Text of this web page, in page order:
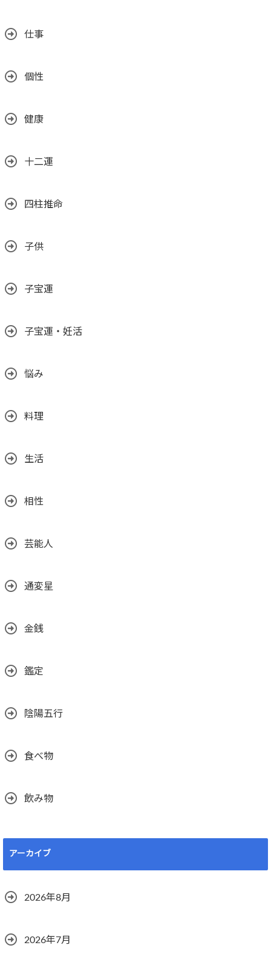
仕事
個性
健康
十二運
四柱推命
子供
子宝運
子宝運・妊活
悩み
料理
生活
相性
芸能人
通変星
金銭
鑑定
陰陽五行
食べ物
飲み物
アーカイブ
2026年8月
2026年7月